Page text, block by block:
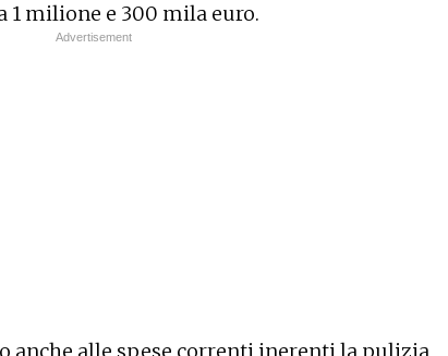
1 milione e 300 mila euro.